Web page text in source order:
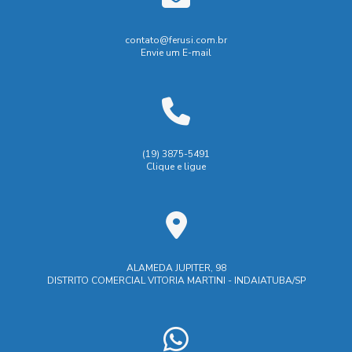
Biombo de solda: tudo que você precisa saber para
Biombo de Soldagem é Essencial para Segurança e
Segurança e Eficiência na Sua Oficina
segurança e eficiência
Biombo de Soldagem: Proteja Sua Equipe com Segurança e
Empresas de soldagem industrial
Empresas de usinagem
Fabricação de peças usinadas
Fábrica de carrinhos de carga
Fábrica de carrinhos de transporte
Industrial
Máquina de corte laser
M谩quina de corte laser
contato@ferusi.com.br
Envie um E-mail
(19) 3875-5491
Clique e ligue
ALAMEDA JUPITER, 98
DISTRITO COMERCIAL VITORIA MARTINI - INDAIATUBA/SP